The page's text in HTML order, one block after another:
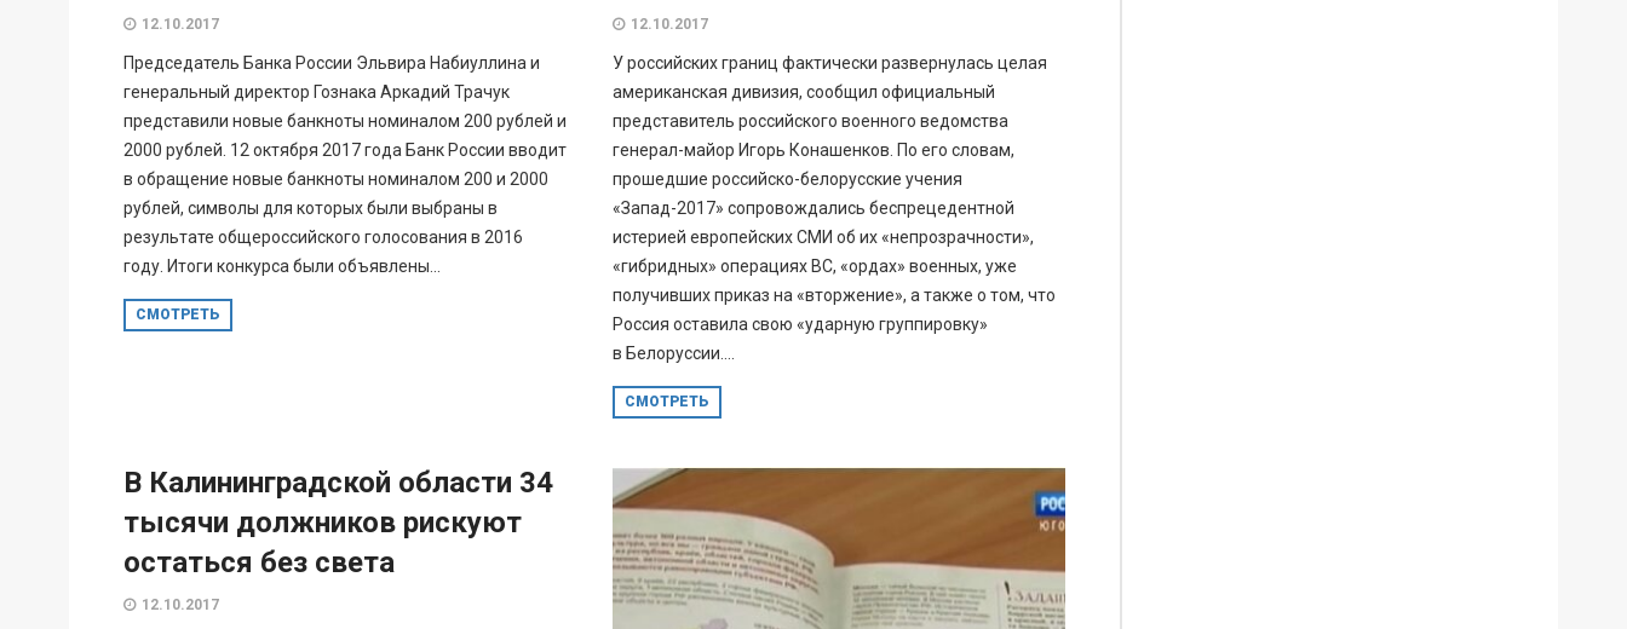
12.10.2017
Председатель Банка России Эльвира Набиуллина и
генеральный директор Гознака Аркадий Трачук
представили новые банкноты номиналом 200 рублей и
2000 рублей. 12 октября 2017 года Банк России вводит
в обращение новые банкноты номиналом 200 и 2000
рублей, символы для которых были выбраны в
результате общероссийского голосования в 2016
году. Итоги конкурса были объявлены...
СМОТРЕТЬ
12.10.2017
У российских границ фактически развернулась целая
американская дивизия, сообщил официальный
представитель российского военного ведомства
генерал-майор Игорь Конашенков. По его словам,
прошедшие российско-белорусские учения
«Запад-2017» сопровождались беспрецедентной
истерией европейских СМИ об их «непрозрачности»,
«гибридных» операциях ВС, «ордах» военных, уже
получивших приказ на «вторжение», а также о том, что
Россия оставила свою «ударную группировку»
в Белоруссии....
СМОТРЕТЬ
В Калининградской области 34
тысячи должников рискуют
остаться без света
12.10.2017